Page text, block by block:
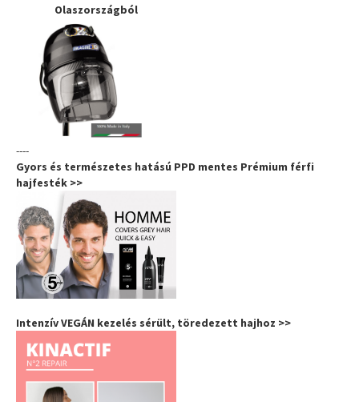
Olaszországból
----
Gyors és természetes hatású PPD mentes Prémium férfi
hajfesték >>
Intenzív VEGÁN kezelés sérült, töredezett hajhoz >>